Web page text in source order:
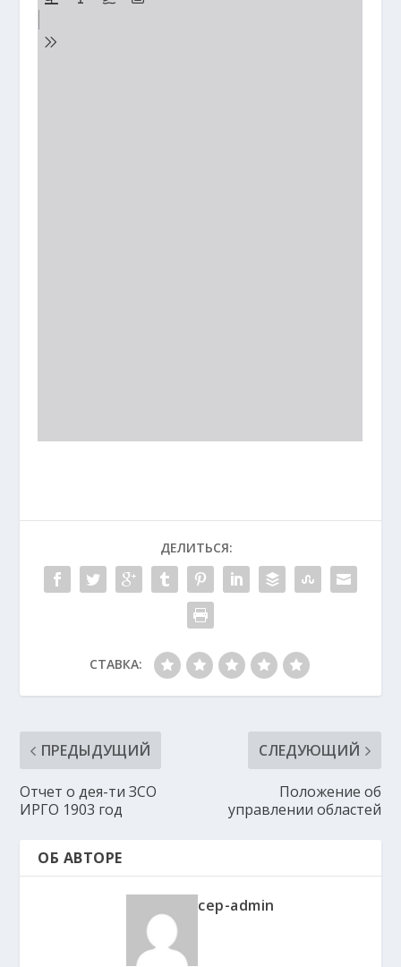
ДЕЛИТЬСЯ:
СТАВКА:
ПРЕДЫДУЩИЙ
Отчет о дея-ти ЗСО
ИРГО 1903 год
СЛЕДУЮЩИЙ
Положение об
управлении областей
ОБ АВТОРЕ
cep-admin